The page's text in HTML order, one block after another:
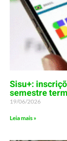
Sisu+:
semestre
19/06/2026
Leia mais »